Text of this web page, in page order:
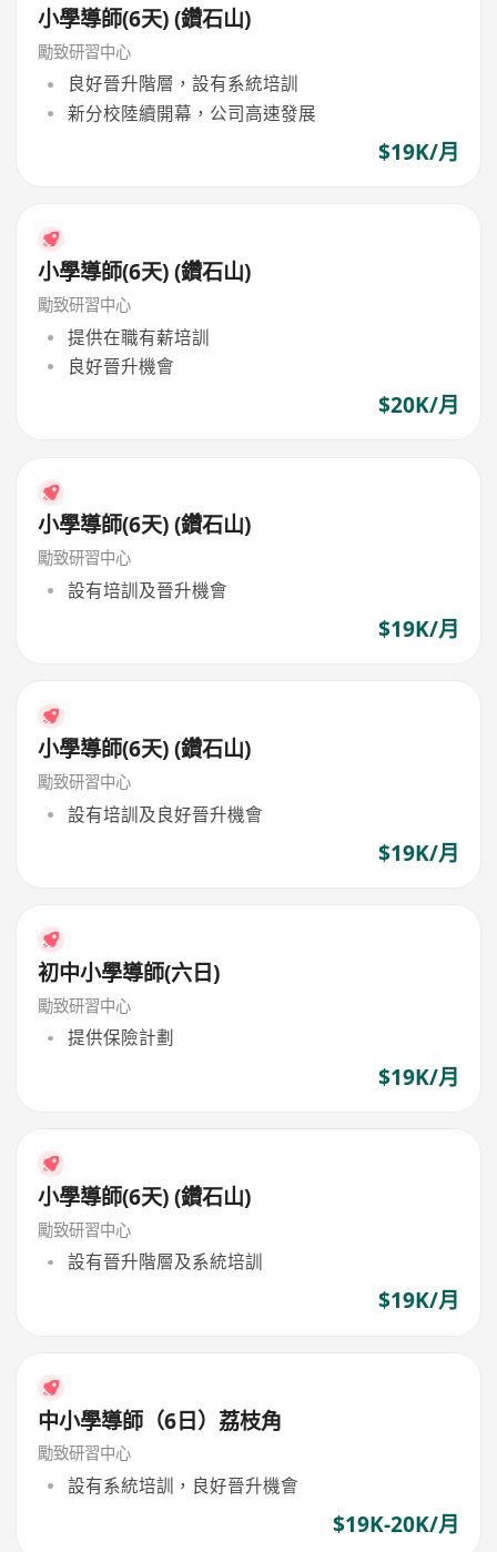
小學導師(6天) (鑽石山)
勵致研習中心
良好晉升階層，設有系統培訓
新分校陸續開幕，公司高速發展
$19K/月
小學導師(6天) (鑽石山)
勵致研習中心
提供在職有薪培訓
良好晉升機會
$20K/月
小學導師(6天) (鑽石山)
勵致研習中心
設有培訓及晉升機會
$19K/月
小學導師(6天) (鑽石山)
勵致研習中心
設有培訓及良好晉升機會
$19K/月
初中小學導師(六日)
勵致研習中心
提供保險計劃
$19K/月
小學導師(6天) (鑽石山)
勵致研習中心
設有晉升階層及系統培訓
$19K/月
中小學導師（6日）荔枝角
勵致研習中心
設有系統培訓，良好晉升機會
$19K-20K/月